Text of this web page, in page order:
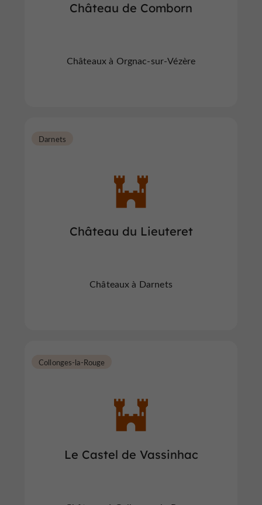
Château de Comborn
Châteaux à Orgnac-sur-Vézère
Château du Lieuteret
Darnets
Châteaux à Darnets
Le Castel de Vassinhac
Collonges-la-Rouge